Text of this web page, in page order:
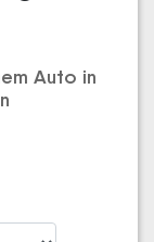
Auto in